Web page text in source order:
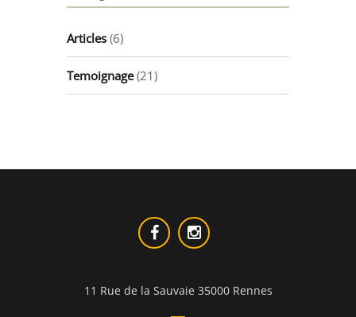
Articles (6)
Temoignage(21)
11 Rue de la Sauvaie 35000 Rennes